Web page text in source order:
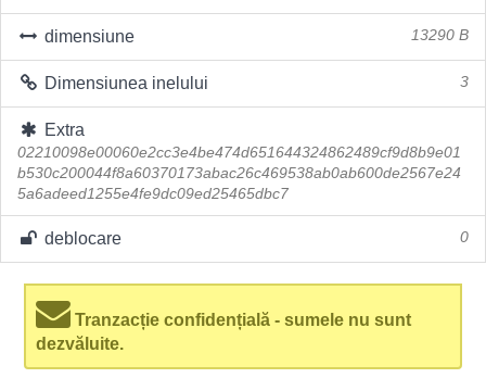
dimensiune 13290 B
Dimensiunea inelului 3
Extra
02210098e00060e2cc3e4be474d651644324862489cf9d8b9e01
b530c200044f8a60370173abac26c469538ab0ab600de2567e24
5a6adeed1255e4fe9dc09ed25465dbc7
deblocare 0
Tranzacție confidențială - sumele nu sunt
dezvăluite.